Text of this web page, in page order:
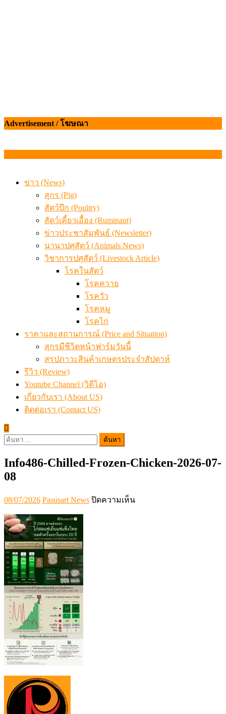
Advertisement / โฆษณา
ข่าว (News)
สุกร (Pig)
สัตว์ปีก (Poultry)
สัตว์เคี้ยวเอื้อง (Ruminant)
ข่าวประชาสัมพันธ์ (Newsletter)
นานาปศุสัตว์ (Animals News)
วิชาการปศุสัตว์ (Livestock Article)
โรคในสัตว์
โรคควาย
โรควัว
โรคหมู
โรคไก่
ราคาและสถานการณ์ (Price and Situation)
สุกรมีชีวิตหน้าฟาร์มวันนี้
สรุปภาวะสินค้าเกษตรประจำสัปดาห์
รีวิว (Review)
Youtube Channel (วิดีโอ)
เกี่ยวกับเรา (About US)
ติดต่อเรา (Contact US)
ค้นหา
Info486-Chilled-Frozen-Chicken-2026-07-
08
Posted
on
08/07/2026 Author
Pasusart News ปิดความเห็นบน